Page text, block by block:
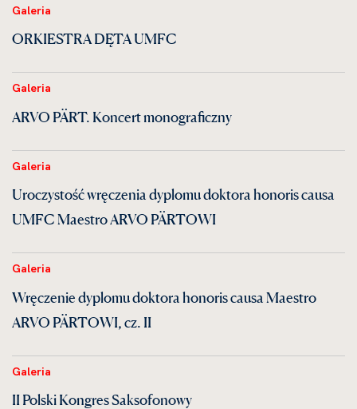
Galeria
ORKIESTRA DĘTA UMFC
Galeria
ARVO PÄRT. Koncert monograficzny
Galeria
Uroczystość wręczenia dyplomu doktora honoris causa
UMFC Maestro ARVO PÄRTOWI
Galeria
Wręczenie dyplomu doktora honoris causa Maestro
ARVO PÄRTOWI, cz. II
Galeria
II Polski Kongres Saksofonowy